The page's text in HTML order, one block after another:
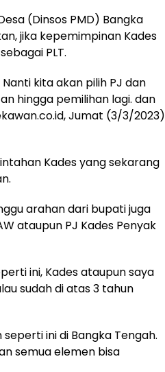
(Dinsos PMD) Bangka
jika kepemimpinan Kades
PLT.
kita akan pilih PJ dan
hingga pemilihan lagi. dan
Jumat (3/3/2023)
Kades yang sekarang
arahan dari bupati juga
ataupun PJ Kades Penyak
ini, Kades ataupun saya
sudah di atas 3 tahun
ini di Bangka Tengah.
semua elemen bisa